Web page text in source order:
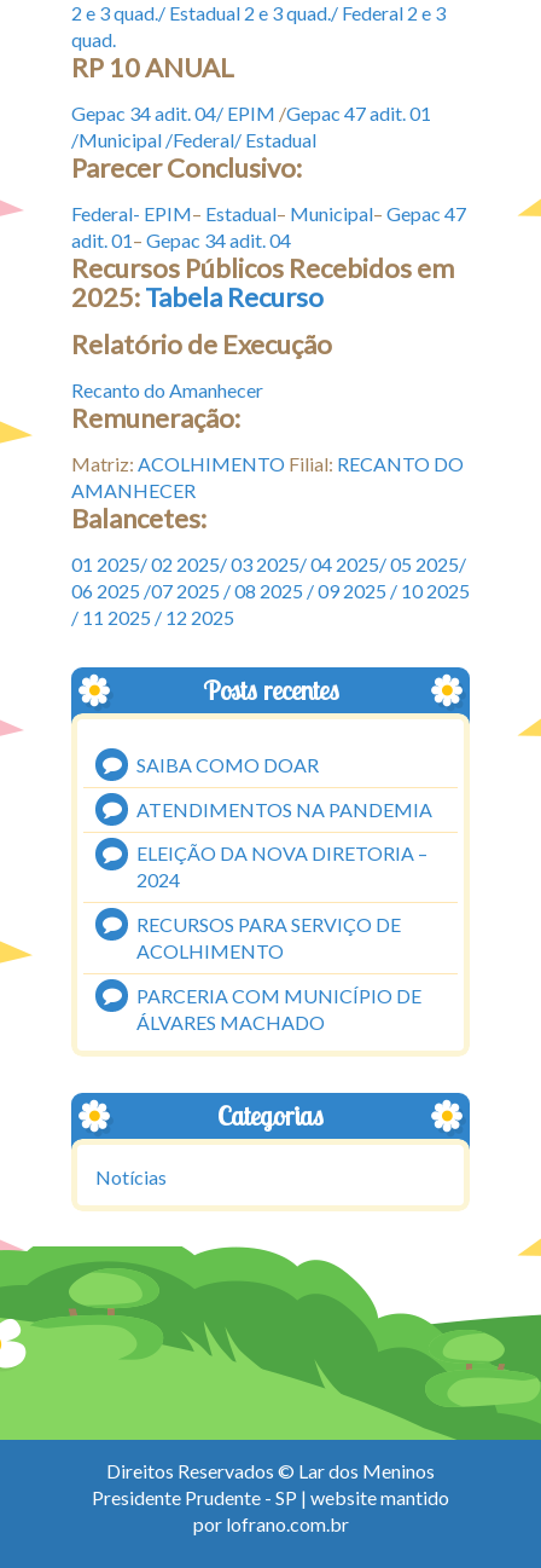
2 e 3 quad./ Estadual 2 e 3 quad./ Federal 2 e 3
quad.
RP 10 ANUAL
Gepac 34 adit. 04/ EPIM /Gepac 47 adit. 01
/Municipal /Federal/ Estadual
Parecer Conclusivo:
Federal- EPIM– Estadual– Municipal– Gepac 47
adit. 01– Gepac 34 adit. 04
Recursos Públicos Recebidos em
2025:Tabela Recurso
Relatório de Execução
Recanto do Amanhecer
Remuneração:
Matriz: ACOLHIMENTO Filial: RECANTO DO
AMANHECER
Balancetes:
01 2025/02 2025/03 2025/04 2025/05 2025/
06 2025 /07 2025 /08 2025 /09 2025 / 10 2025
/ 11 2025 / 12 2025
Posts recentes
SAIBA COMO DOAR
ATENDIMENTOS NA PANDEMIA
ELEIÇÃO DA NOVA DIRETORIA –
2024
RECURSOS PARA SERVIÇO DE
ACOLHIMENTO
PARCERIA COM MUNICÍPIO DE
ÁLVARES MACHADO
Categorias
Notícias
Direitos Reservados © Lar dos Meninos
Presidente Prudente - SP | website mantido
por lofrano.com.br